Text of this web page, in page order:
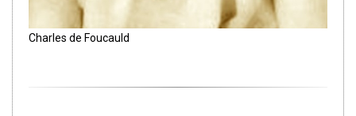
Charles de Foucauld